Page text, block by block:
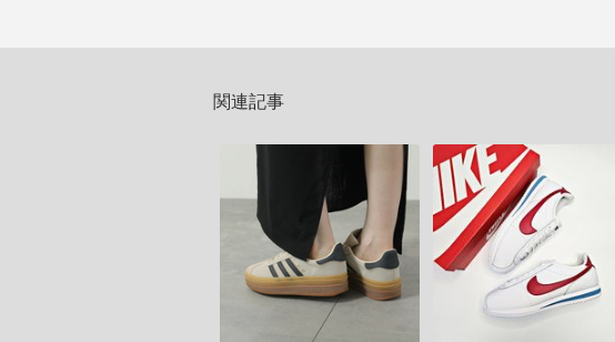
関連記事